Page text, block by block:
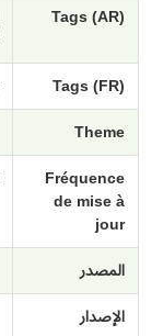
Tags (AR)
Tags (FR)
Theme
Fréquence
de mise à
jour
المصدر
الإصدار